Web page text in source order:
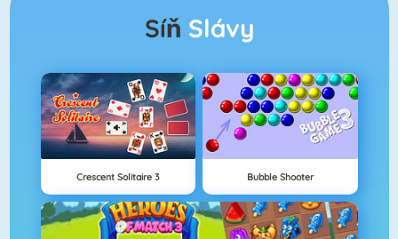
Síň Slávy
Crescent Solitaire 3 Bubble Shooter